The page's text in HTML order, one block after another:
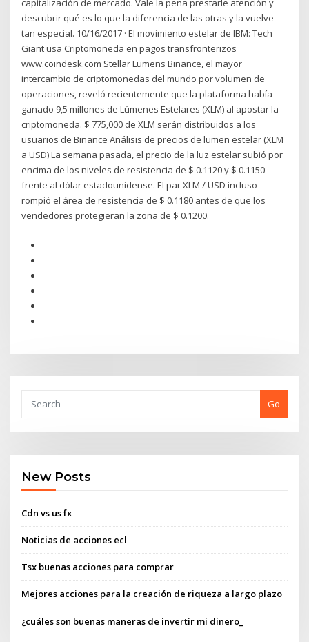
capitalización de mercado. Vale la pena prestarle atención y
descubrir qué es lo que la diferencia de las otras y la vuelve
tan especial. 10/16/2017 · El movimiento estelar de IBM: Tech
Giant usa Criptomoneda en pagos transfronterizos
www.coindesk.com Stellar Lumens Binance, el mayor
intercambio de criptomonedas del mundo por volumen de
operaciones, reveló recientemente que la plataforma había
ganado 9,5 millones de Lúmenes Estelares (XLM) al apostar la
criptomoneda. $ 775,000 de XLM serán distribuidos a los
usuarios de Binance Análisis de precios de lumen estelar (XLM
a USD) La semana pasada, el precio de la luz estelar subió por
encima de los niveles de resistencia de $ 0.1120 y $ 0.1150
frente al dólar estadounidense. El par XLM / USD incluso
rompió el área de resistencia de $ 0.1180 antes de que los
vendedores protegieran la zona de $ 0.1200.
Go
New Posts
Cdn vs us fx
Noticias de acciones ecl
Tsx buenas acciones para comprar
Mejores acciones para la creación de riqueza a largo plazo
¿cuáles son buenas maneras de invertir mi dinero_